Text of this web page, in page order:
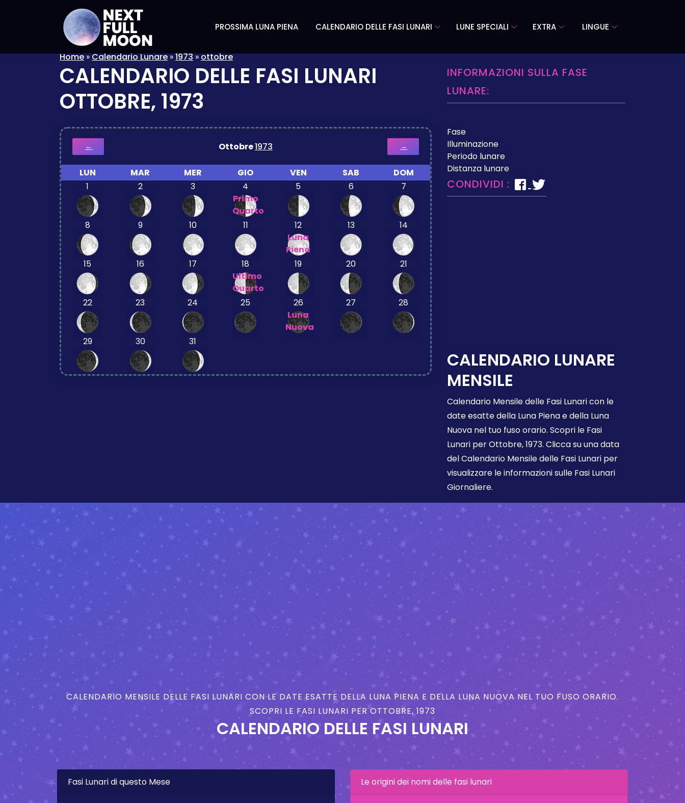
PROSSIMA LUNA PIENA CALENDARIO DELLE FASI LUNARI LUNE SPECIALI EXTRA LINGUE
Home»Calendario Lunare»1973»ottobre
CALENDARIO DELLE FASI LUNARI
OTTOBRE, 1973
← Ottobre1973 →
LUN MAR MER GIO VEN SAB
DOM
1
2 3
4
Primo
Quarto
5 6 7
8 9 10 11
12
Luna
Piena
13 14
15 16 17
18
Ultimo
Quarto
19 20 21
22 23 24 25
26
Luna
Nuova
27 28
29 30 31
INFORMAZIONI SULLA FASE
LUNARE:
Fase
Illuminazione
Periodo lunare
Distanza lunare
CONDIVIDI :
CALENDARIO LUNARE
MENSILE
Calendario Mensile delle Fasi Lunari con le
date esatte della Luna Piena e della Luna
Nuova nel tuo fuso orario. Scopri le Fasi
Lunari per Ottobre, 1973. Clicca su una data
del Calendario Mensile delle Fasi Lunari per
visualizzare le informazioni sulle Fasi Lunari
Giornaliere.
CALENDARIO MENSILE DELLE FASI LUNARI CON LE DATE ESATTE DELLA LUNA PIENA E DELLA LUNA NUOVA NEL TUO FUSO ORARIO.
SCOPRI LE FASI LUNARI PER OTTOBRE, 1973
CALENDARIO DELLE FASI LUNARI
Fasi Lunari di questo Mese Le origini dei nomi delle fasi lunari